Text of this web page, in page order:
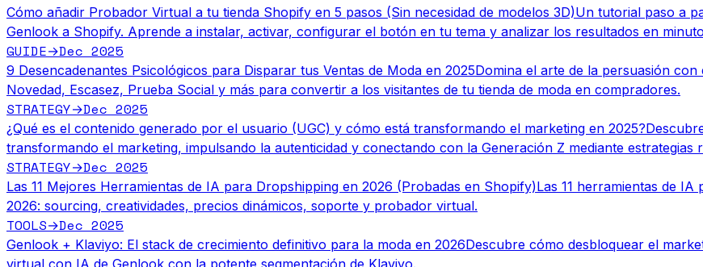
Cómo añadir Probador Virtual a tu tienda Shopify en 5 pasos (Sin necesidad de modelos 3D)Un tutorial paso a
Genlook a Shopify. Aprende a instalar, activar, configurar el botón en tu tema y analizar los resultados en
GUIDE→Dec 2025
9 Desencadenantes Psicológicos para Disparar tus Ventas de Moda en 2025Domina el arte de la persuasión
Novedad, Escasez, Prueba Social y más para convertir a los visitantes de tu tienda de moda en compradores.
STRATEGY→Dec 2025
¿Qué es el contenido generado por el usuario (UGC) y cómo está transformando el marketing en 2025?
transformando el marketing, impulsando la autenticidad y conectando con la Generación Z mediante estrategias
STRATEGY→Dec 2025
Las 11 Mejores Herramientas de IA para Dropshipping en 2026 (Probadas en Shopify)Las 11 herramientas de
2026: sourcing, creatividades, precios dinámicos, soporte y probador virtual.
TOOLS→Dec 2025
Genlook + Klaviyo: El stack de crecimiento definitivo para la moda en 2026Descubre cómo desbloquear el
virtual con IA de Genlook con la potente segmentación de Klaviyo.